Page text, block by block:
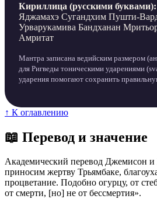
Кириллица (русскими буквами):
Яджамахэ Сугандхим Пушти-
Урварукамива Бандханан
Амритат
Мантра записана ведийским размером
для Ригведы тоническими ударениями
ударения помогают сохранить
↑ К оглавлению
📖 Перевод и значение
Академический перевод Джемисон
приносим жертву Трьямбаке,
процветание. Подобно огурцу, от
от смерти, [но] не от бессмертия».